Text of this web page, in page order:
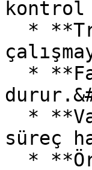
süreç